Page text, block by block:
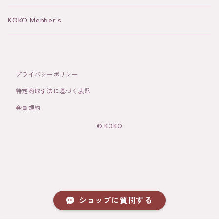
ショップに質問する
Bracelet／Bangle
Brooch
Hair Accessories
Hat
Socks
KOKO Menber’s
プライバシーポリシー
特定商取引法に基づく表記
会員規約
© KOKO